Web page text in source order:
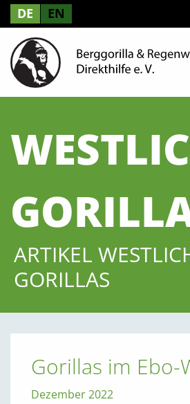
DE EN
ARTIKEL
GORILLAS
Gorillas im Ebo-
Dezember 2022